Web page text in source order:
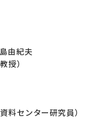
由紀夫
授）
料センター研究員）